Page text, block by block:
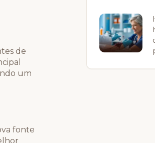
de
um
fonte